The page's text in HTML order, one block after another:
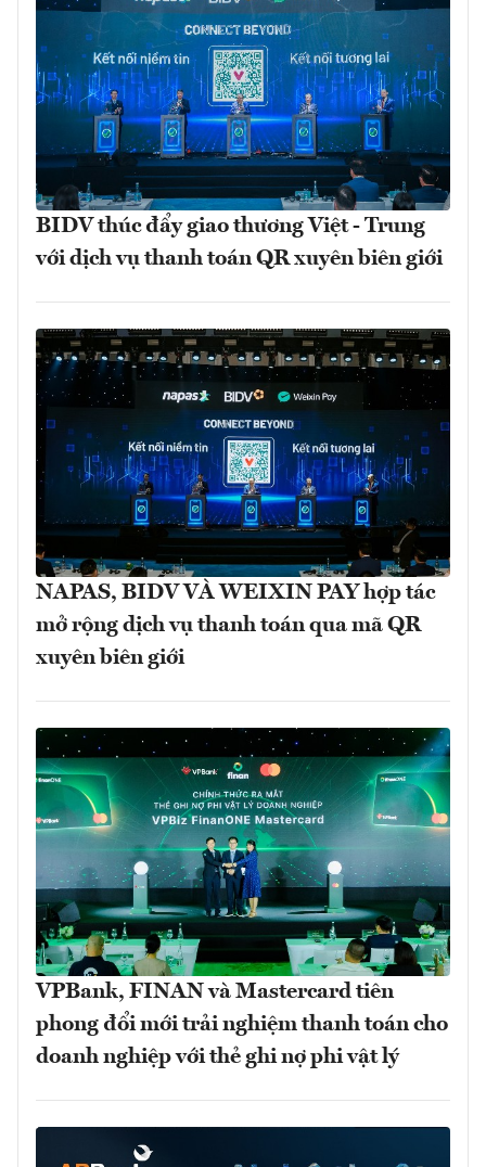
BIDV thúc đẩy giao thương Việt - Trung
với dịch vụ thanh toán QR xuyên biên giới
NAPAS, BIDV VÀ WEIXIN PAY hợp tác
mở rộng dịch vụ thanh toán qua mã QR
xuyên biên giới
VPBank, FINAN và Mastercard tiên
phong đổi mới trải nghiệm thanh toán cho
doanh nghiệp với thẻ ghi nợ phi vật lý